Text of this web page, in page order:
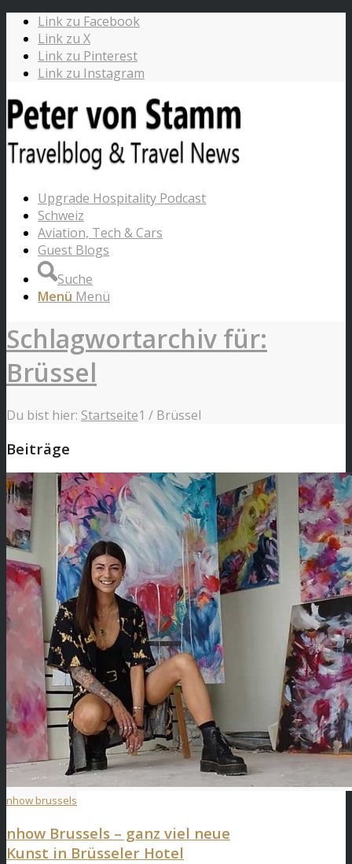
Link zu Facebook
Link zu X
Link zu Pinterest
Link zu Instagram
Upgrade Hospitality Podcast
Schweiz
Aviation, Tech & Cars
Guest Blogs
Suche
Menü Menü
Schlagwortarchiv für:
Brüssel
Du bist hier: Startseite1 / Brüssel
Beiträge
nhow brussels
nhow Brussels – ganz viel neue
Kunst in Brüsseler Hotel